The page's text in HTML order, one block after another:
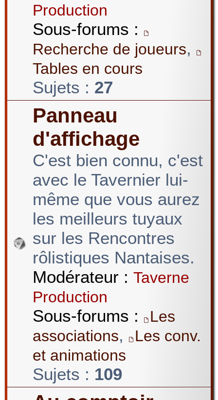
Production
Sous-forums :
Recherche de joueurs,
Tables en cours
Sujets : 27
Panneau
d'affichage
C'est bien connu, c'est
avec le Tavernier lui-
même que vous aurez
les meilleurs tuyaux
sur les Rencontres
rôlistiques Nantaises.
Modérateur : Taverne
Production
Sous-forums :
Les
associations,
Les conv.
et animations
Sujets : 109